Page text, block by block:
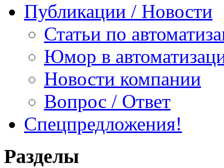
Публикации / Новости
Статьи по
Юмор в
Новости компании
Вопрос / Ответ
Спецпредложения!
Разделы